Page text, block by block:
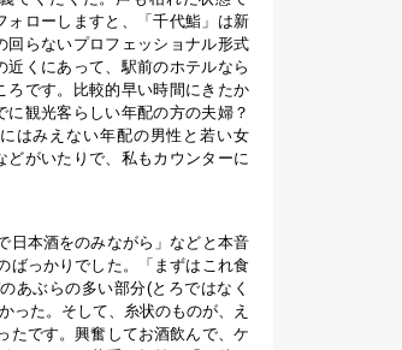
ォローしますと、「千代鮨」は新
回らないプロフェッショナル形式
近くにあって、駅前のホテルなら
ろです。比較的早い時間にきたか
観光客らしい年配の方の夫婦？
はみえない年配の男性と若い女
どがいたりで、私もカウンターに
日本酒をのみながら」などと本音
ばっかりでした。「まずはこれ食
あぶらの多い部分(とろではなく
った。そして、糸状のものが、え
たです。興奮してお酒飲んで、ケ